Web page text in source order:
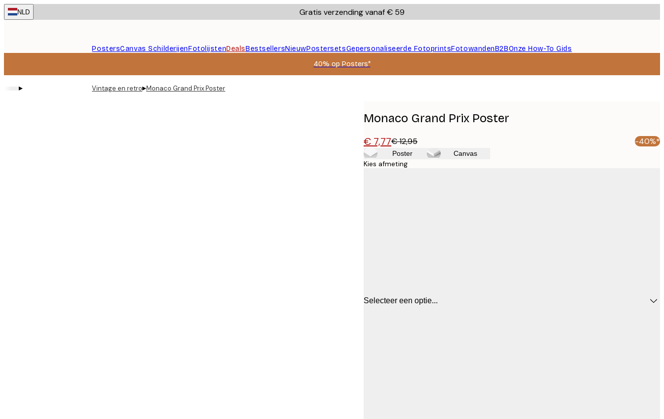
Skip
to
NLD Gratis verzending vanaf € 59
PostersCanvas SchilderijenFotolijstenDealsBestsellersNieuwPostersetsGepersonaliseerde FotoprintsFotowandenB2BOnze How-To Gids
40% op Posters*
▸ Vintage en retro▸Monaco Grand Prix Poster
Monaco Grand Prix Poster
€ 7,77€ 12,95 -40%*
Poster Canvas
Kies afmeting
Selecteer een optie...